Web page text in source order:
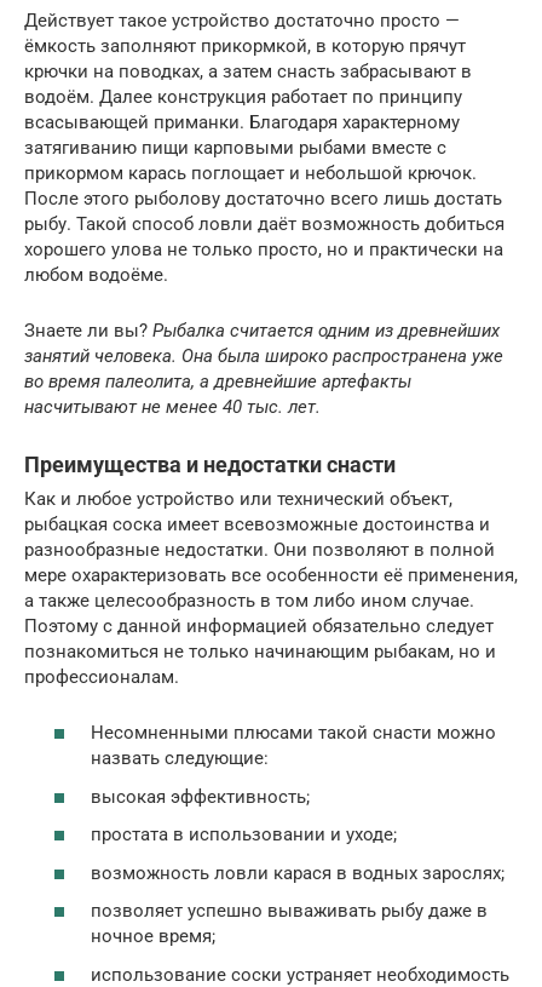
Действует такое устройство достаточно просто —
ёмкость заполняют прикормкой, в которую прячут
крючки на поводках, а затем снасть забрасывают в
водоём. Далее конструкция работает по принципу
всасывающей приманки. Благодаря характерному
затягиванию пищи карповыми рыбами вместе с
прикормом карась поглощает и небольшой крючок.
После этого рыболову достаточно всего лишь достать
рыбу. Такой способ ловли даёт возможность добиться
хорошего улова не только просто, но и практически на
любом водоёме.
Знаете ли вы? Рыбалка считается одним из древнейших
занятий человека. Она была широко распространена уже
во время палеолита, а древнейшие артефакты
насчитывают не менее 40 тыс. лет.
Преимущества и недостатки снасти
Как и любое устройство или технический объект,
рыбацкая соска имеет всевозможные достоинства и
разнообразные недостатки. Они позволяют в полной
мере охарактеризовать все особенности её применения,
а также целесообразность в том либо ином случае.
Поэтому с данной информацией обязательно следует
познакомиться не только начинающим рыбакам, но и
профессионалам.
Несомненными плюсами такой снасти можно
назвать следующие:
высокая эффективность;
простата в использовании и уходе;
возможность ловли карася в водных зарослях;
позволяет успешно вываживать рыбу даже в
ночное время;
использование соски устраняет необходимость